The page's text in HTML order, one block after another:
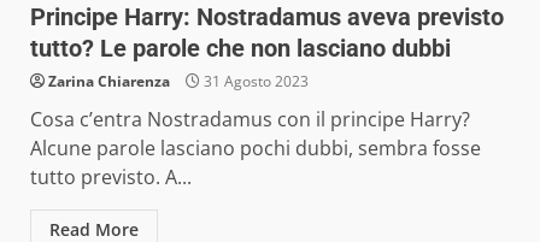
Principe Harry: Nostradamus aveva previsto
tutto? Le parole che non lasciano dubbi
Zarina Chiarenza 31 Agosto 2023
Cosa c’entra Nostradamus con il principe Harry?
Alcune parole lasciano pochi dubbi, sembra fosse
tutto previsto. A...
Read More